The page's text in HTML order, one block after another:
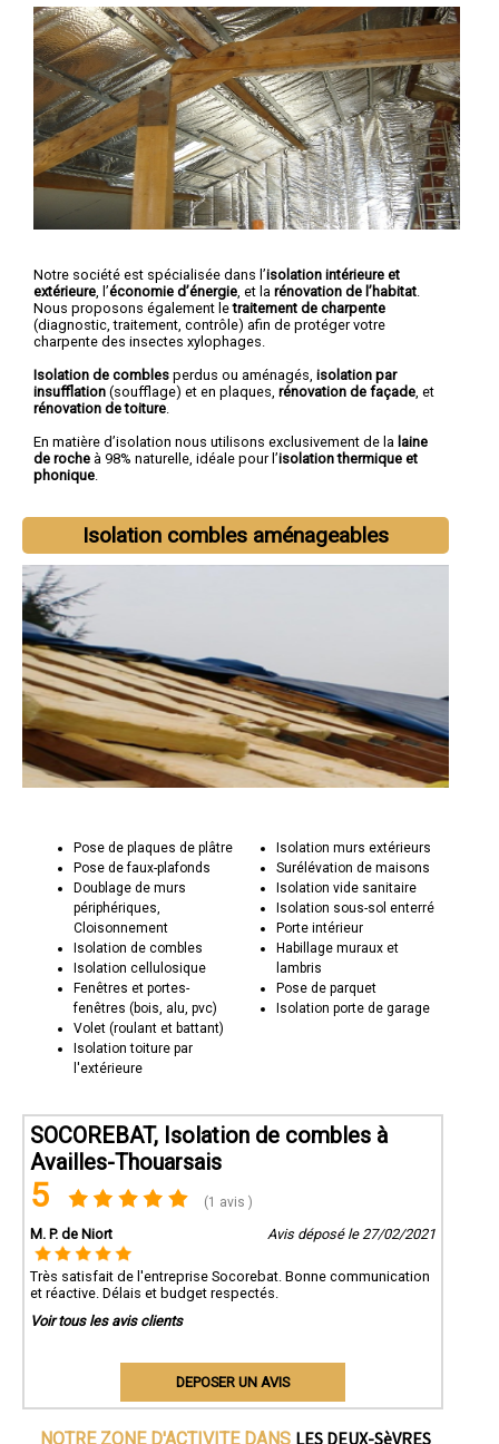
Notre société est spécialisée dans l’isolation intérieure et
extérieure, l’économie d’énergie, et la rénovation de l’habitat.
Nous proposons également letraitement de charpente
(diagnostic, traitement, contrôle) afin de protéger votre
charpente des insectes xylophages.
Isolation de combles perdus ou aménagés, isolation par
insufflation (soufflage) et en plaques, rénovation de façade, et
rénovation de toiture.
En matière d’isolation nous utilisons exclusivement de la laine
de roche à 98% naturelle, idéale pour l’isolation thermique et
phonique.
Isolation combles aménageables
Pose de plaques de plâtre
Pose de faux-plafonds
Doublage de murs
périphériques,
Cloisonnement
Isolation de combles
Isolation cellulosique
Fenêtres et portes-
fenêtres (bois, alu, pvc)
Volet (roulant et battant)
Isolation toiture par
l'extérieure
Isolation murs extérieurs
Surélévation de maisons
Isolation vide sanitaire
Isolation sous-sol enterré
Porte intérieur
Habillage muraux et
lambris
Pose de parquet
Isolation porte de garage
SOCOREBAT, Isolation de combles à
Availles-Thouarsais
5 (1 avis )
M. P. de Niort Avis déposé le 27/02/2021
Très satisfait de l'entreprise Socorebat. Bonne communication
et réactive. Délais et budget respectés.
Voir tous les avis clients
DEPOSER UN AVIS
NOTRE ZONE D'ACTIVITE DANS LES DEUX-SèVRES